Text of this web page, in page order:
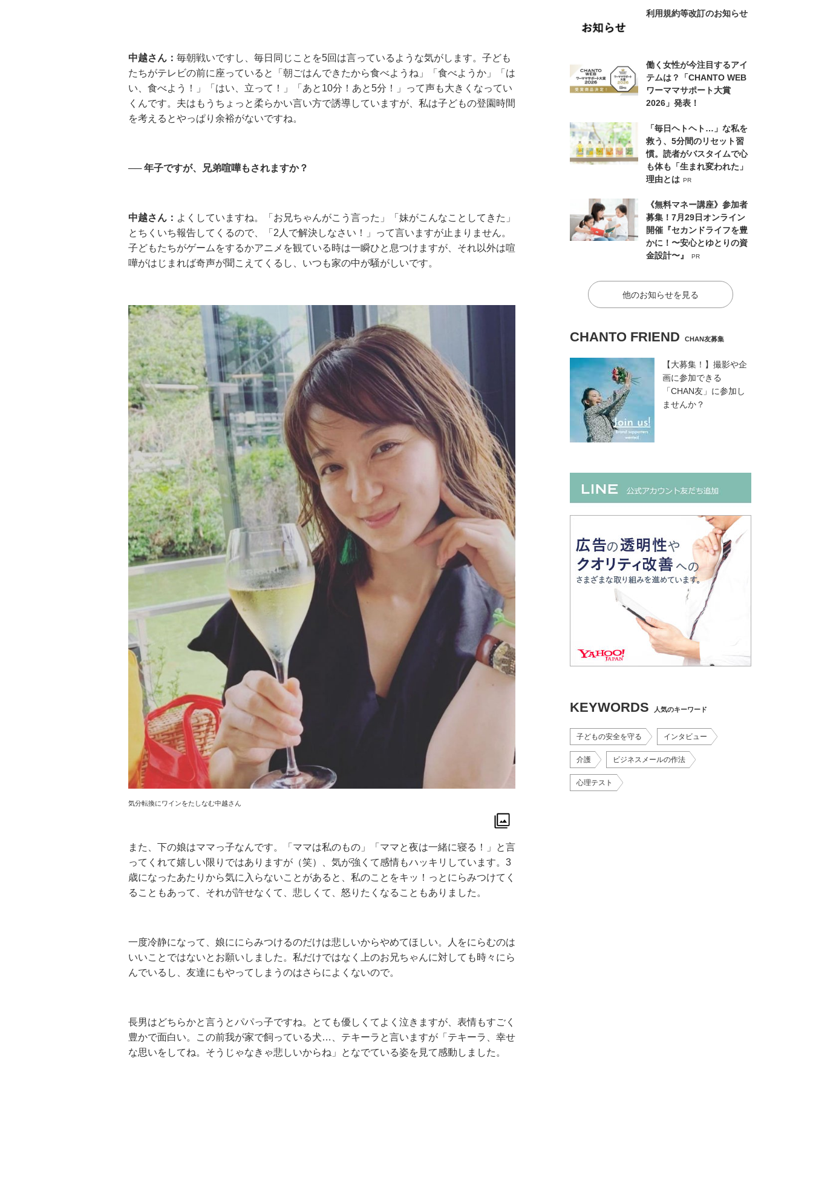
中越さん： 毎朝戦いですし、毎日同じことを5回は言っているような気がします。子ども
たちがテレビの前に座っていると「朝ごはんできたから食べようね」「食べようか」「は
い、食べよう！」「はい、立って！」「あと10分！あと5分！」って声も大きくなってい
くんです。夫はもうちょっと柔らかい言い方で誘導していますが、私は子どもの登園時間
を考えるとやっぱり余裕がないですね。
── 年子ですが、兄弟喧嘩もされますか？
中越さん： よくしていますね。「お兄ちゃんがこう言った」「妹がこんなことしてきた」
とちくいち報告してくるので、「2人で解決しなさい！」って言いますが止まりません。
子どもたちがゲームをするかアニメを観ている時は一瞬ひと息つけますが、それ以外は喧
嘩がはじまれば奇声が聞こえてくるし、いつも家の中が騒がしいです。
気分転換にワインをたしなむ中越さん
また、下の娘はママっ子なんです。「ママは私のもの」「ママと夜は一緒に寝る！」と言
ってくれて嬉しい限りではありますが（笑）、気が強くて感情もハッキリしています。3
歳になったあたりから気に入らないことがあると、私のことをキッ！っとにらみつけてく
ることもあって、それが許せなくて、悲しくて、怒りたくなることもありました。
一度冷静になって、娘ににらみつけるのだけは悲しいからやめてほしい。人をにらむのは
いいことではないとお願いしました。私だけではなく上のお兄ちゃんに対しても時々にら
んでいるし、友達にもやってしまうのはさらによくないので。
長男はどちらかと言うとパパっ子ですね。とても優しくてよく泣きますが、表情もすごく
豊かで面白い。この前我が家で飼っている犬…、テキーラと言いますが「テキーラ、幸せ
な思いをしてね。そうじゃなきゃ悲しいからね」となでている姿を見て感動しました。
利用規約等改訂のお知らせ
働く女性が今注目するアイ
テムは？「CHANTO WEB
ワーママサポート大賞
2026」発表！
「毎日ヘトヘト…」な私を
救う、5分間のリセット習
慣。読者がバスタイムで心
も体も「生まれ変われた」
理由とは PR
《無料マネー講座》参加者
募集！7月29日オンライン
開催『セカンドライフを豊
かに！〜安心とゆとりの資
金設計〜』
PR
他のお知らせを見る
CHANTO FRIEND CHAN友募集
【大募集！】撮影や企
画に参加できる
「CHAN友」に参加し
ませんか？
KEYWORDS 人気のキーワード
子どもの安全を守る インタビュー
介護 ビジネスメールの作法
心理テスト